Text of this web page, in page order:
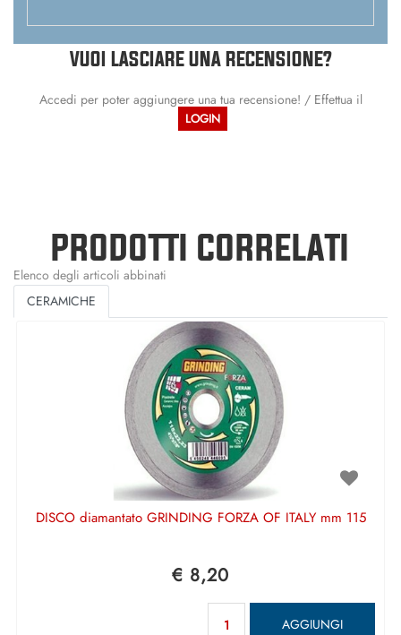
VUOI LASCIARE UNA RECENSIONE?
Accedi per poter aggiungere una tua recensione! / Effettua il
LOGIN
PRODOTTI CORRELATI
Elenco degli articoli abbinati
CERAMICHE
DISCO diamantato GRINDING FORZA OF ITALY mm 115
€ 8,20
AGGIUNGI